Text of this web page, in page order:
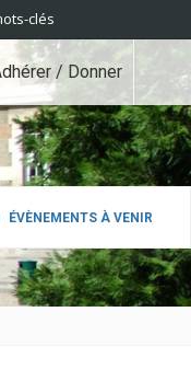
ÉVÈNEMENTS À VENIR
clés
/ Donner